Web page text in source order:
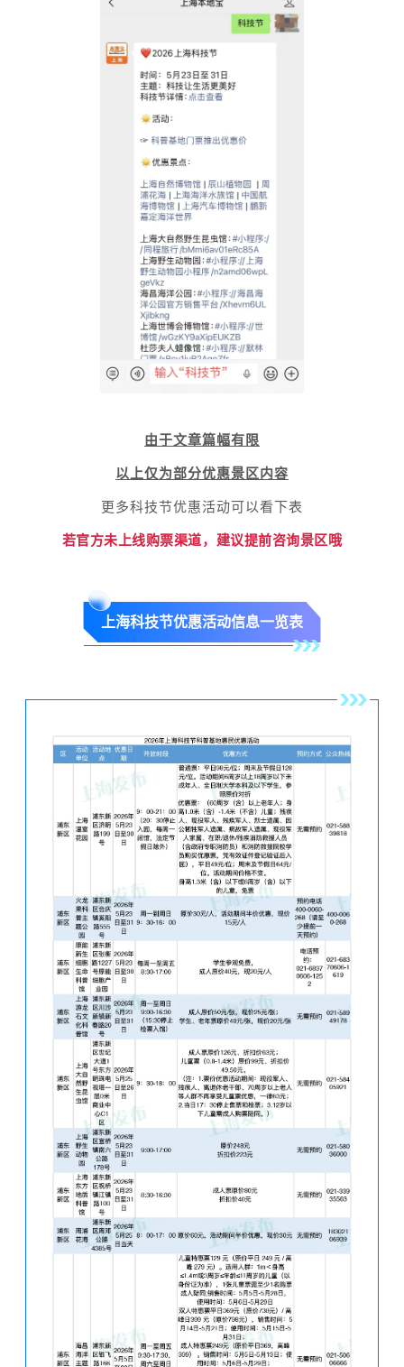
由于文章篇幅有限
以上仅为部分优惠景区内容
更多科技节优惠活动可以看下表
若官方未上线购票渠道，建议提前咨询景区哦
上海科技节优惠活动信息一览表